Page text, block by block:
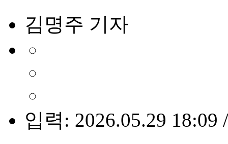
김명주 기자
입력: 2026.05.29 18:09